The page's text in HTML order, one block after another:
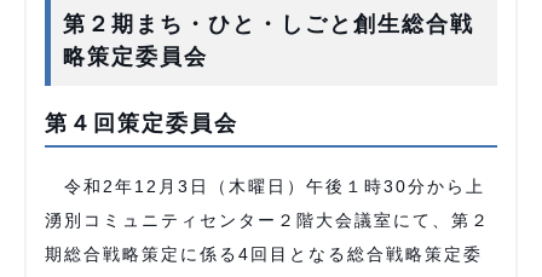
第２期まち・ひと・しごと創生総合戦
略策定委員会
第４回策定委員会
令和2年12月3日（木曜日）午後１時30分から上
湧別コミュニティセンター２階大会議室にて、第２
期総合戦略策定に係る4回目となる総合戦略策定委